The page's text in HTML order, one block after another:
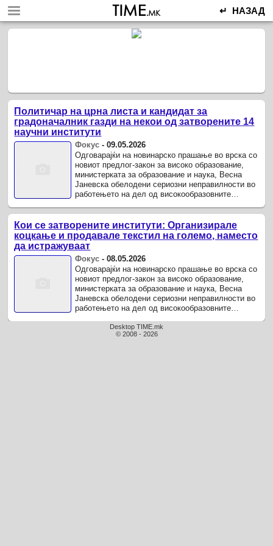
↵ НАЗАД
Политичар на црна листа и кандидат за
градоначалник газди на некои од затворените 14
научни институти
Фокус -09.05.2026
Одговарајќи на новинарско прашање во врска со
новиот предлог-закон за високо образование,
министерката за образование и наука, Весна
Јаневска обелодени сериозни неправилности во
работењето на дел од високообразовните
Кои се затворените институти: Организирале
коцкање и продавале текстил на големо, наместо
да истражуваат
Фокус -08.05.2026
Одговарајќи на новинарско прашање во врска со
новиот предлог-закон за високо образование,
министерката за образование и наука, Весна
Јаневска обелодени сериозни неправилности во
работењето на дел од високообразовните
Desktop TIME.mk
© 2008 - 2026